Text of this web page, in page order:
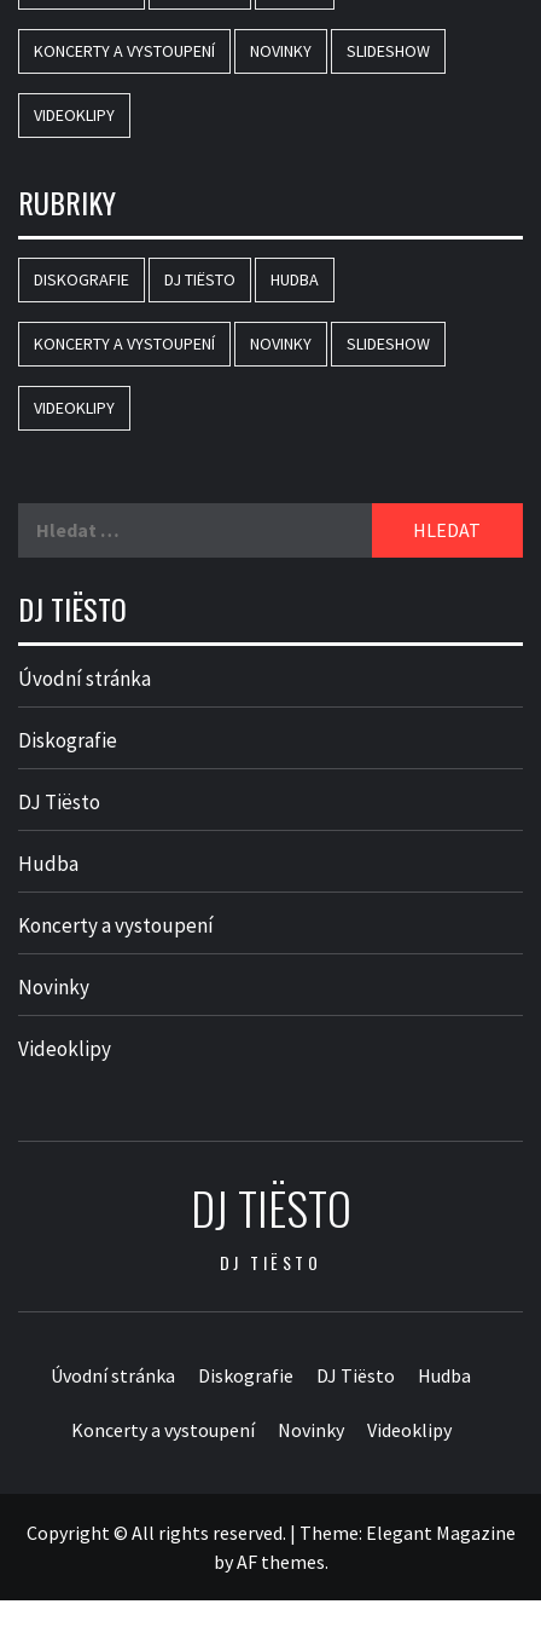
KONCERTY A VYSTOUPENÍ NOVINKY SLIDESHOW
VIDEOKLIPY
RUBRIKY
DISKOGRAFIE DJ TIËSTO HUDBA
KONCERTY A VYSTOUPENÍ NOVINKY SLIDESHOW
VIDEOKLIPY
DJ TIËSTO
Úvodní stránka
Diskografie
DJ Tiësto
Hudba
Koncerty a vystoupení
Novinky
Videoklipy
DJ TIËSTO
DJ TIËSTO
Úvodní stránka Diskografie DJ Tiësto Hudba
Koncerty a vystoupení Novinky Videoklipy
Copyright © All rights reserved. | Theme: Elegant Magazine
byAF themes.